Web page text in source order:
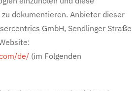
dokumentieren. Anbieter dieser
GmbH, Sendlinger Straße
de/ (im Folgenden